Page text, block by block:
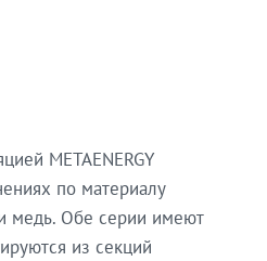
METAENERGY
по материалу
медь. Обе серии имеют
из секций